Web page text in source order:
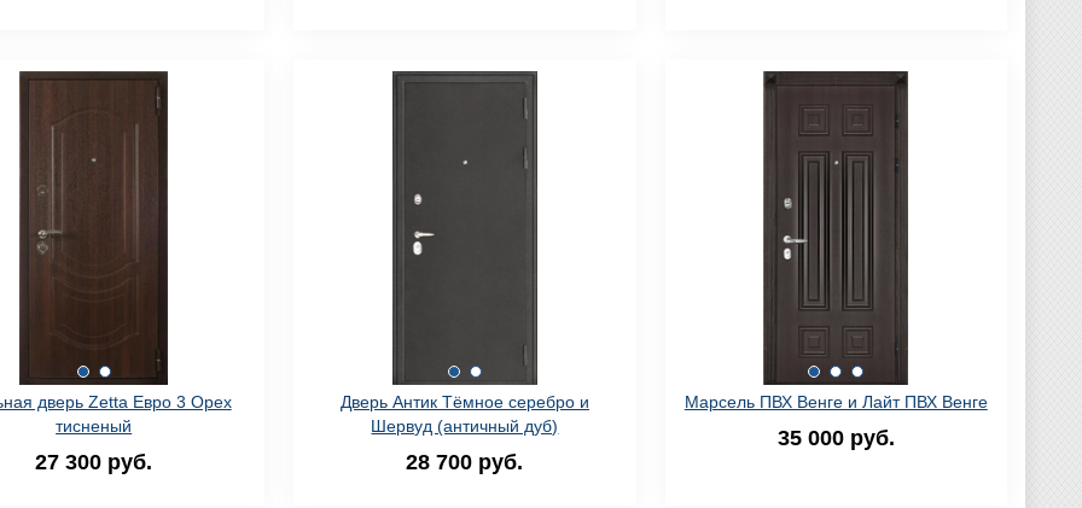
дверь Zetta Евро 3 Орех
тисненый
27 300 руб.
Дверь Антик Тёмное серебро и
Шервуд (античный дуб)
28 700 руб.
Марсель ПВХ Венге и Лайт ПВХ Венге
35 000 руб.